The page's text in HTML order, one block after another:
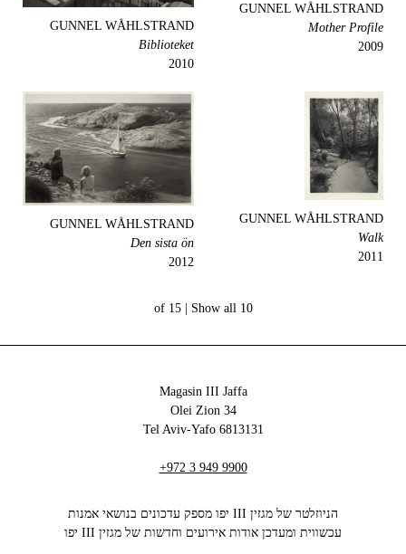
GUNNEL WÅHLSTRAND
Mother Profile
2009
GUNNEL WÅHLSTRAND
Biblioteket
2010
GUNNEL WÅHLSTRAND
Walk
2011
GUNNEL WÅHLSTRAND
Den sista ön
2012
10 of 15 |
Show all
Magasin III Jaffa
34 Olei Zion
6813131 Tel Aviv-Yafo
+972 3 949 9900
הניוזלטר של מגזין III יפו מספק עדכונים בנושאי אמנות
עכשווית ומעדכן אודות אירועים וחדשות של מגזין III יפו‬